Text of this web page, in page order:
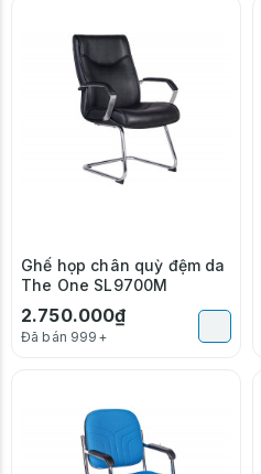
Ghế họp chân quỳ đệm da
The One SL9700M
2.750.000₫
Đã bán 999+